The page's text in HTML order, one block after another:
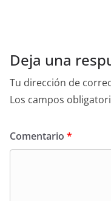
Deja una
Tu dirección de
Los campos
Comentario *